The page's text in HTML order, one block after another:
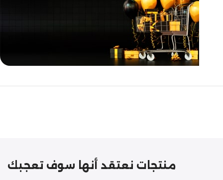
مازالت مستمرة
منتجات نعتقد أنها سوف تعجبك